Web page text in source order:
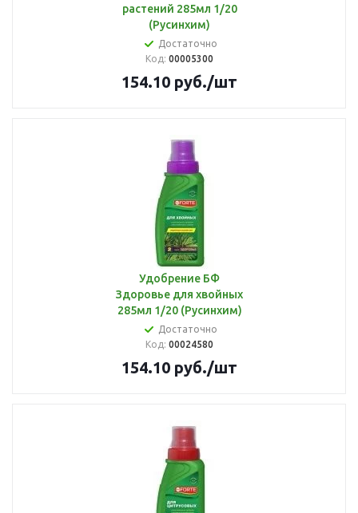
растений 285мл 1/20
(Русинхим)
Достаточно
Код: 00005300
154.10 руб./шт
Удобрение БФ
Здоровье для хвойных
285мл 1/20 (Русинхим)
Достаточно
Код: 00024580
154.10 руб./шт